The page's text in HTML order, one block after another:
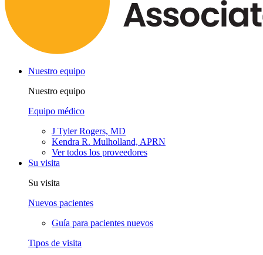
Nuestro equipo
Nuestro equipo
Equipo médico
J Tyler Rogers, MD
Kendra R. Mulholland, APRN
Ver todos los proveedores
Su visita
Su visita
Nuevos pacientes
Guía para pacientes nuevos
Tipos de visita